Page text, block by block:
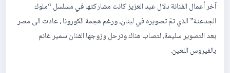
آخر أعمال الفنانة دلال عبد العزيز كانت مشاركتها في مسلسل “ملوك
الجدعنة” الذي تمّ تصويره في لبنان، ورغم هجمة الكورونا ، عادت الى مصر
بعد التصوير سليمة، لتصاب هناك وترحل وزوجها الفنان سمير غانم
بالفيروس اللعين.